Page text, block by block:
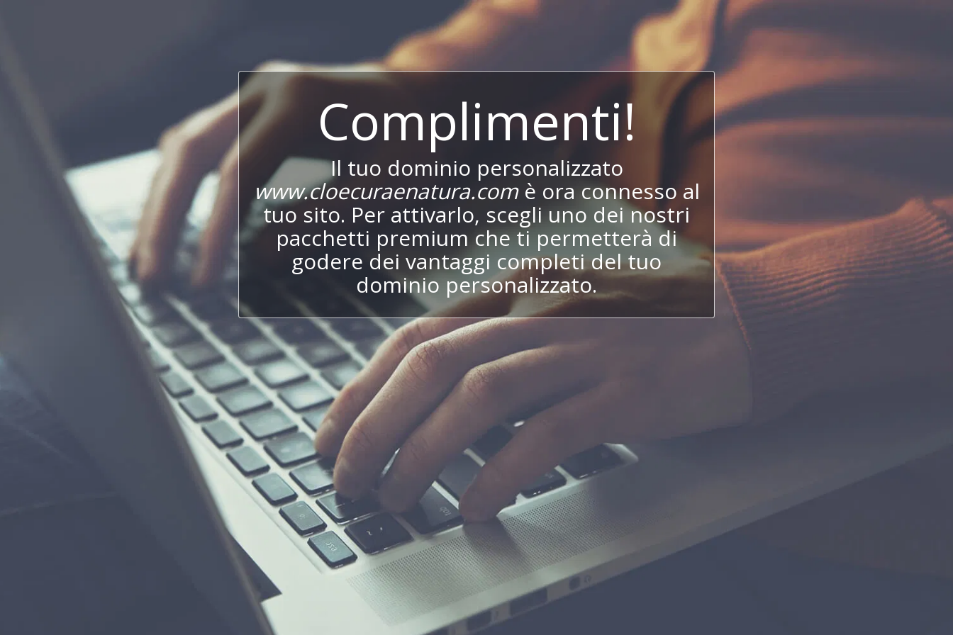
Complimenti!
Il tuo dominio personalizzato
www.cloecuraenatura.comè ora connesso al
tuo sito. Per attivarlo, scegli uno dei nostri
pacchetti premium che ti permetterà di
godere dei vantaggi completi del tuo
dominio personalizzato.